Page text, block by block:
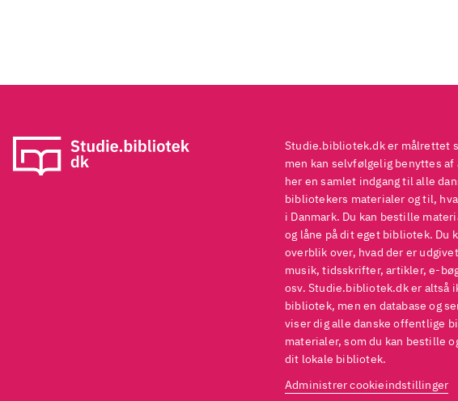
Studie.bibliotek.dk er målrettet
men kan selvfølgelig benyttes af
her en samlet indgang til alle
bibliotekers materialer og til,
i Danmark. Du kan bestille
og låne på dit eget bibliotek. Du
overblik over, hvad der er
musik, tidsskrifter, artikler, e-
osv. Studie.bibliotek.dk er altså
bibliotek, men en database og
viser dig alle danske offentlige
materialer, som du kan bestille
dit lokale bibliotek.
Administrer cookieindstillinger